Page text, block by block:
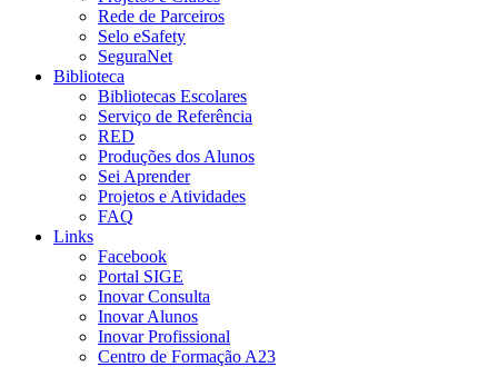
Rede de Parceiros
Selo eSafety
SeguraNet
Biblioteca
Bibliotecas Escolares
Serviço de Referência
RED
Produções dos Alunos
Sei Aprender
Projetos e Atividades
FAQ
Links
Facebook
Portal SIGE
Inovar Consulta
Inovar Alunos
Inovar Profissional
Centro de Formação A23